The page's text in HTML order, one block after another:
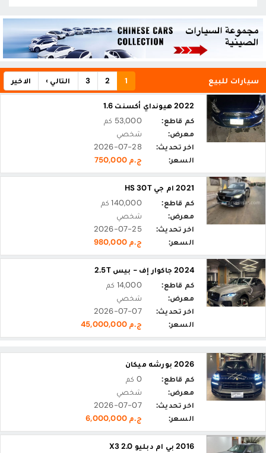
1
2
3 التالي › الاخير سيارات للبيع
2022 هيونداي أكسنت 1.6
كم قاطع:
53,000 كم
معرض:
شخصي
اخر تحديث:
2026-07-28
السعر:
ج.م 750,000
2021 ام جي HS 30T
كم قاطع:
140,000 كم
معرض:
شخصي
اخر تحديث:
2026-07-25
السعر:
ج.م 980,000
2024 جاكوار إف - بيس 2.5T
كم قاطع:
14,000 كم
معرض:
شخصي
اخر تحديث:
2026-07-07
السعر:
ج.م 45,000,000
2026 بورشه ميكان
كم قاطع:
0 كم
معرض:
شخصي
اخر تحديث:
2026-07-07
السعر:
ج.م 6,000,000
2016 بي ام دبليو X3 2.0